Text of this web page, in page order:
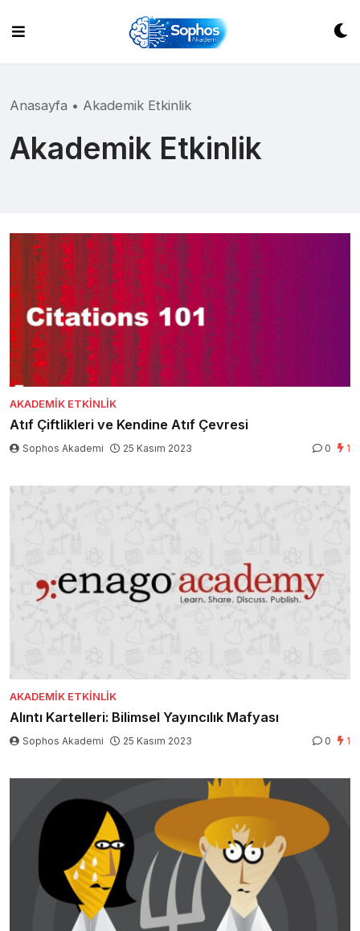
content
Anasayfa • Akademik Etkinlik
Akademik Etkinlik
AKADEMIK ETKINLIK
Atıf Çiftlikleri ve Kendine Atıf Çevresi
Sophos Akademi 25 Kasım 2023 0 1
AKADEMIK ETKINLIK
Alıntı Kartelleri: Bilimsel Yayıncılık Mafyası
Sophos Akademi 25 Kasım 2023 0 1